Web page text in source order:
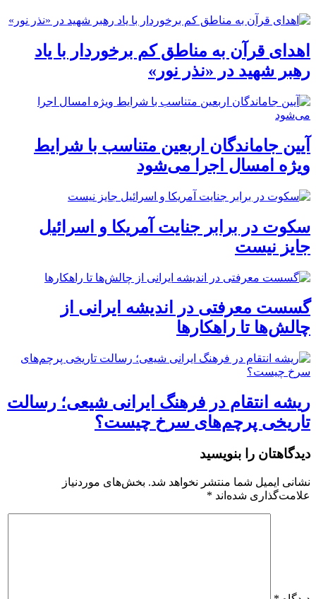
اهدای قرآن به مناطق کم برخوردار با یاد
رهبر شهید در «نذر نور»
آیین جاماندگان اربعین متناسب با شرایط
ویژه امسال اجرا می‌شود
سکوت در برابر جنایت آمریکا و اسرائیل
جایز نیست
گسست معرفتی در اندیشه ایرانی از
چالش‌ها تا راهکارها
ریشه انتقام در فرهنگ ایرانی شیعی؛ رسالت
تاریخی پرچم‌های سرخ چیست؟
دیدگاهتان را بنویسید
نشانی ایمیل شما منتشر نخواهد شد. بخش‌های موردنیاز
علامت‌گذاری شده‌اند *